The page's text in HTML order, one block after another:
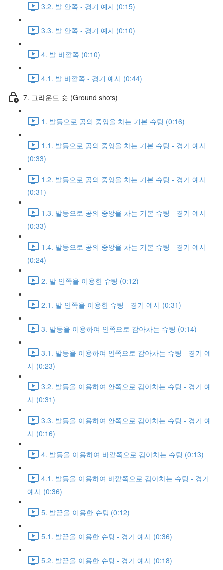
3.2. 발 안쪽 - 경기 예시 (0:15)
3.3. 발 안쪽 - 경기 예시 (0:10)
4. 발 바깥쪽 (0:10)
4.1. 발 바깥쪽 - 경기 예시 (0:44)
7. 그라운드 슛 (Ground shots)
1. 발등으로 공의 중앙을 차는 기본 슈팅 (0:16)
1.1. 발등으로 공의 중앙을 차는 기본 슈팅 - 경기 예시
(0:33)
1.2. 발등으로 공의 중앙을 차는 기본 슈팅 - 경기 예시
(0:31)
1.3. 발등으로 공의 중앙을 차는 기본 슈팅 - 경기 예시
(0:33)
1.4. 발등으로 공의 중앙을 차는 기본 슈팅 - 경기 예시
(0:24)
2. 발 안쪽을 이용한 슈팅 (0:12)
2.1. 발 안쪽을 이용한 슈팅 - 경기 예시 (0:31)
3. 발등을 이용하여 안쪽으로 감아차는 슈팅 (0:14)
3.1. 발등을 이용하여 안쪽으로 감아차는 슈팅 - 경기 예
시 (0:23)
3.2. 발등을 이용하여 안쪽으로 감아차는 슈팅 - 경기 예
시 (0:31)
3.3. 발등을 이용하여 안쪽으로 감아차는 슈팅 - 경기 예
시 (0:16)
4. 발등을 이용하여 바깥쪽으로 감아차는 슈팅 (0:13)
4.1. 발등을 이용하여 바깥쪽으로 감아차는 슈팅 - 경기
예시 (0:36)
5. 발끝을 이용한 슈팅 (0:12)
5.1. 발끝을 이용한 슈팅 - 경기 예시 (0:36)
5.2. 발끝을 이용한 슈팅 - 경기 예시 (0:18)